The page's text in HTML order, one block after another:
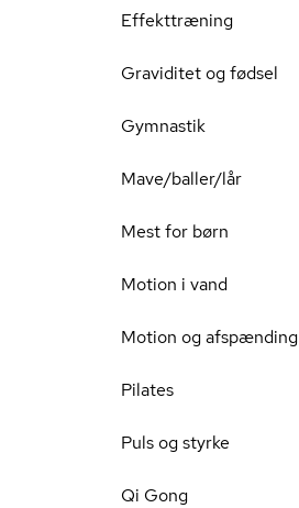
Effekttræning
Graviditet og fødsel
Gymnastik
Mave/baller/lår
Mest for børn
Motion i vand
Motion og afspænding
Pilates
Puls og styrke
Qi Gong